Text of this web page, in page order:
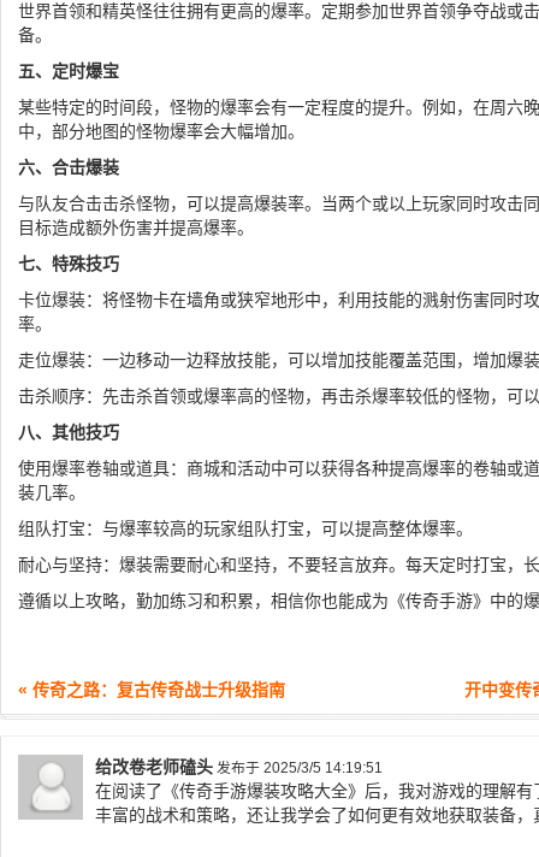
世界首领和精英怪往往拥有更高的爆率。定期参加世界首领争夺战或
备。
五、定时爆宝
某些特定的时间段，怪物的爆率会有一定程度的提升。例如，在周六
中，部分地图的怪物爆率会大幅增加。
六、合击爆装
与队友合击击杀怪物，可以提高爆装率。当两个或以上玩家同时攻击
目标造成额外伤害并提高爆率。
七、特殊技巧
卡位爆装：将怪物卡在墙角或狭窄地形中，利用技能的溅射伤害同时
率。
走位爆装：一边移动一边释放技能，可以增加技能覆盖范围，增加爆
击杀顺序：先击杀首领或爆率高的怪物，再击杀爆率较低的怪物，可
八、其他技巧
使用爆率卷轴或道具：商城和活动中可以获得各种提高爆率的卷轴或
装几率。
组队打宝：与爆率较高的玩家组队打宝，可以提高整体爆率。
耐心与坚持：爆装需要耐心和坚持，不要轻言放弃。每天定时打宝，
遵循以上攻略，勤加练习和积累，相信你也能成为《传奇手游》中的
« 传奇之路：复古传奇战士升级指南 开中变传
给改卷老师磕头 发布于 2025/3/5 14:19:51
在阅读了《传奇手游爆装攻略大全》后，我对游戏的理解
丰富的战术和策略，还让我学会了如何更有效地获取装备，